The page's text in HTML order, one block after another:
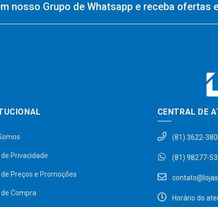
nosso Grupo de Whatsapp e receba ofertas
Privacidade
de Preços e Promoções
Compra
CENTRAL DE
(81) 3622-
(81) 98277-
Horário do